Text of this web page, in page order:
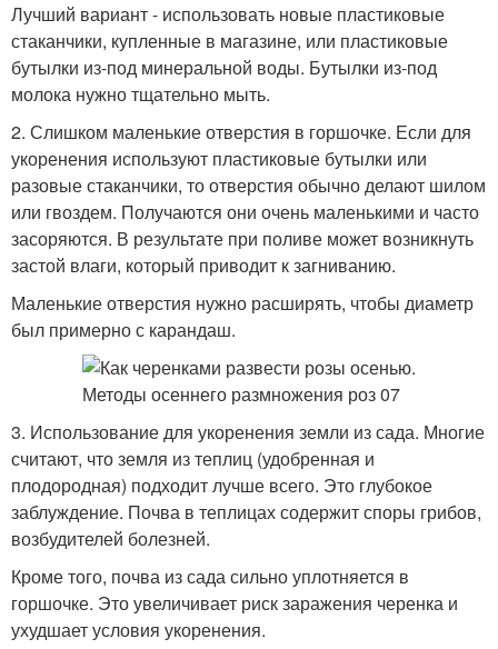
Лучший вариант - использовать новые пластиковые
стаканчики, купленные в магазине, или пластиковые
бутылки из-под минеральной воды. Бутылки из-под
молока нужно тщательно мыть.
2. Слишком маленькие отверстия в горшочке. Если для
укоренения используют пластиковые бутылки или
разовые стаканчики, то отверстия обычно делают шилом
или гвоздем. Получаются они очень маленькими и часто
засоряются. В результате при поливе может возникнуть
застой влаги, который приводит к загниванию.
Маленькие отверстия нужно расширять, чтобы диаметр
был примерно с карандаш.
3. Использование для укоренения земли из сада. Многие
считают, что земля из теплиц (удобренная и
плодородная) подходит лучше всего. Это глубокое
заблуждение. Почва в теплицах содержит споры грибов,
возбудителей болезней.
Кроме того, почва из сада сильно уплотняется в
горшочке. Это увеличивает риск заражения черенка и
ухудшает условия укоренения.